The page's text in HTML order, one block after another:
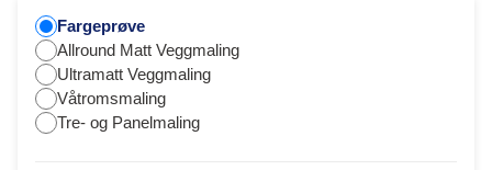
Fargeprøve
Allround Matt Veggmaling
Ultramatt Veggmaling
Våtromsmaling
Tre- og Panelmaling